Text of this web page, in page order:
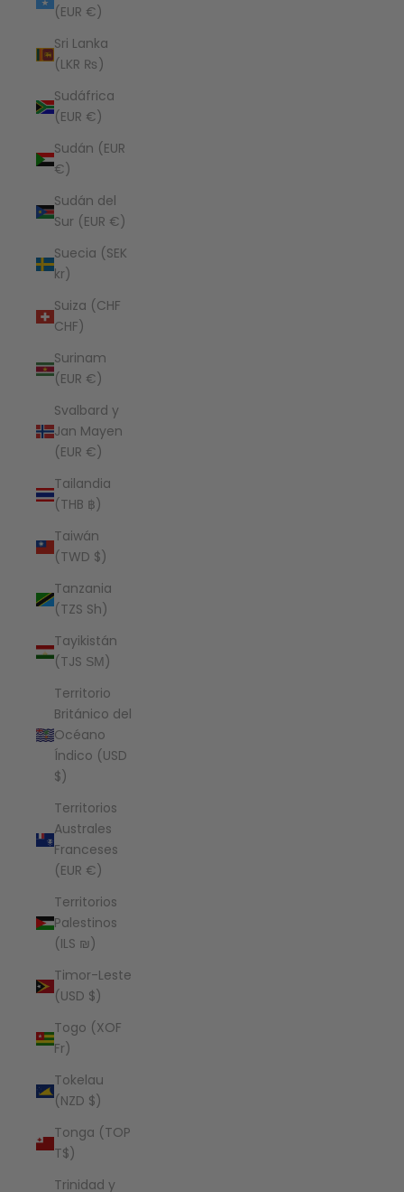
(EUR €)
Sri Lanka
(LKR ₨)
Sudáfrica
(EUR €)
Sudán (EUR
€)
Sudán del
Sur (EUR €)
Suecia (SEK
kr)
Suiza (CHF
CHF)
Surinam
(EUR €)
Svalbard y
Jan Mayen
(EUR €)
Tailandia
(THB ฿)
Taiwán
(TWD $)
Tanzania
(TZS Sh)
Tayikistán
(TJS ЅМ)
Territorio
Británico del
Océano
Índico (USD
$)
Territorios
Australes
Franceses
(EUR €)
Territorios
Palestinos
(ILS ₪)
Timor-Leste
(USD $)
Togo (XOF
Fr)
Tokelau
(NZD $)
Tonga (TOP
T$)
Trinidad y